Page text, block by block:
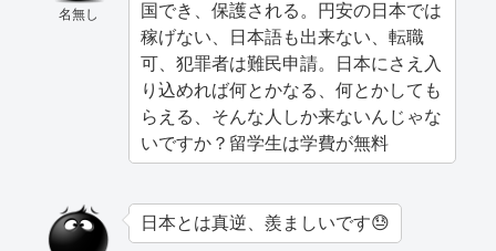
名無し
国でき、保護される。円安の日本では
稼げない、日本語も出来ない、転職
可、犯罪者は難民申請。日本にさえ入
り込めれば何とかなる、何とかしても
らえる、そんな人しか来ないんじゃな
いですか？留学生は学費が無料
日本とは真逆、羨ましいです😓